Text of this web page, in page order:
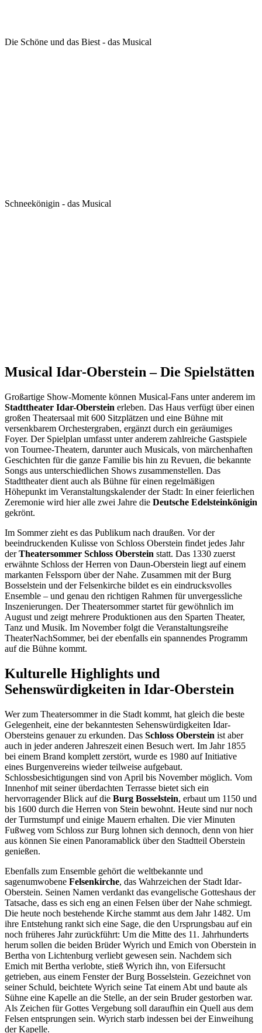
Die Schöne und das Biest - das Musical
Schneekönigin - das Musical
Musical Idar-Oberstein – Die Spielstätten
Großartige Show-Momente können Musical-Fans unter anderem im
Stadttheater Idar-Oberstein erleben. Das Haus verfügt über einen
großen Theatersaal mit 600 Sitzplätzen und eine Bühne mit
versenkbarem Orchestergraben, ergänzt durch ein geräumiges
Foyer. Der Spielplan umfasst unter anderem zahlreiche Gastspiele
von Tournee-Theatern, darunter auch Musicals, von märchenhaften
Geschichten für die ganze Familie bis hin zu Revuen, die bekannte
Songs aus unterschiedlichen Shows zusammenstellen. Das
Stadttheater dient auch als Bühne für einen regelmäßigen
Höhepunkt im Veranstaltungskalender der Stadt: In einer feierlichen
Zeremonie wird hier alle zwei Jahre die Deutsche Edelsteinkönigin
gekrönt.
Im Sommer zieht es das Publikum nach draußen. Vor der
beeindruckenden Kulisse von Schloss Oberstein findet jedes Jahr
derTheatersommer Schloss Oberstein statt. Das 1330 zuerst
erwähnte Schloss der Herren von Daun-Oberstein liegt auf einem
markanten Felssporn über der Nahe. Zusammen mit der Burg
Bosselstein und der Felsenkirche bildet es ein eindrucksvolles
Ensemble – und genau den richtigen Rahmen für unvergessliche
Inszenierungen. Der Theatersommer startet für gewöhnlich im
August und zeigt mehrere Produktionen aus den Sparten Theater,
Tanz und Musik. Im November folgt die Veranstaltungsreihe
TheaterNachSommer, bei der ebenfalls ein spannendes Programm
auf die Bühne kommt.
Kulturelle Highlights und
Sehenswürdigkeiten in Idar-Oberstein
Wer zum Theatersommer in die Stadt kommt, hat gleich die beste
Gelegenheit, eine der bekanntesten Sehenswürdigkeiten Idar-
Obersteins genauer zu erkunden. Das Schloss Oberstein ist aber
auch in jeder anderen Jahreszeit einen Besuch wert. Im Jahr 1855
bei einem Brand komplett zerstört, wurde es 1980 auf Initiative
eines Burgenvereins wieder teilweise aufgebaut.
Schlossbesichtigungen sind von April bis November möglich. Vom
Innenhof mit seiner überdachten Terrasse bietet sich ein
hervorragender Blick auf die Burg Bosselstein, erbaut um 1150 und
bis 1600 durch die Herren von Stein bewohnt. Heute sind nur noch
der Turmstumpf und einige Mauern erhalten. Die vier Minuten
Fußweg vom Schloss zur Burg lohnen sich dennoch, denn von hier
aus können Sie einen Panoramablick über den Stadtteil Oberstein
genießen.
Ebenfalls zum Ensemble gehört die weltbekannte und
sagenumwobene Felsenkirche, das Wahrzeichen der Stadt Idar-
Oberstein. Seinen Namen verdankt das evangelische Gotteshaus der
Tatsache, dass es sich eng an einen Felsen über der Nahe schmiegt.
Die heute noch bestehende Kirche stammt aus dem Jahr 1482. Um
ihre Entstehung rankt sich eine Sage, die den Ursprungsbau auf ein
noch früheres Jahr zurückführt: Um die Mitte des 11. Jahrhunderts
herum sollen die beiden Brüder Wyrich und Emich von Oberstein in
Bertha von Lichtenburg verliebt gewesen sein. Nachdem sich
Emich mit Bertha verlobte, stieß Wyrich ihn, von Eifersucht
getrieben, aus einem Fenster der Burg Bosselstein. Gezeichnet von
seiner Schuld, beichtete Wyrich seine Tat einem Abt und baute als
Sühne eine Kapelle an die Stelle, an der sein Bruder gestorben war.
Als Zeichen für Gottes Vergebung soll daraufhin ein Quell aus dem
Felsen entsprungen sein. Wyrich starb indessen bei der Einweihung
der Kapelle.